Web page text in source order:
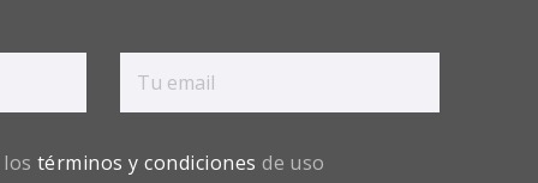
términos y condiciones de uso